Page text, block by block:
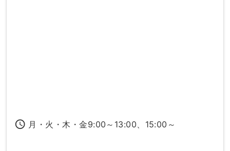
access_time 月・火・木・金9:00～13:00、15:00～